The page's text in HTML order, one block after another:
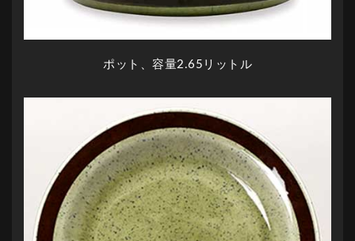
ポット、容量2.65リットル